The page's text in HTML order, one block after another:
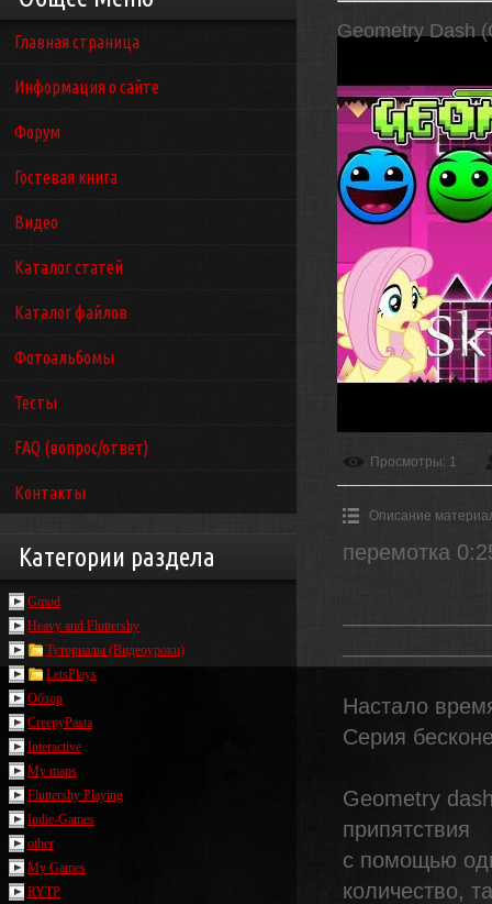
Главная страница
Информация о сайте
Форум
Гостевая книга
Видео
Каталог статей
Каталог файлов
Фотоальбомы
Тесты
FAQ (вопрос/ответ)
Контакты
Категории раздела
Gmod
Heavy and Fluttershy
Туториалы (Видеоуроки)
LetsPlays
Обзор
CreepyPasta
Interactive
My maps
Fluttershy Playing
Indie-Games
other
My Games
RYTP
Geometry Dash
Просмотры: 1
Описание
перемотка
Настало
Серия
Geometry
припятствия
с помощью
количество,